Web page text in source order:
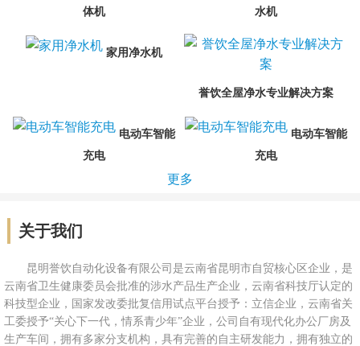
体机
水机
家用净水机
誉饮全屋净水专业解决方案
电动车智能
充电
电动车智能
充电
更多
关于我们
昆明誉饮自动化设备有限公司是云南省昆明市自贸核心区企业，是
云南省卫生健康委员会批准的涉水产品生产企业，云南省科技厅认定的
科技型企业，国家发改委批复信用试点平台授予：立信企业，云南省关
工委授予“关心下一代，情系青少年”企业，公司自有现代化办公厂房及
生产车间，拥有多家分支机构，具有完善的自主研发能力，拥有独立的